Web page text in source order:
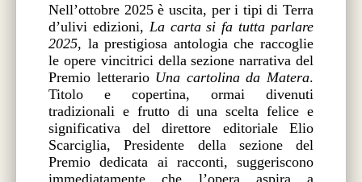
Nell’ottobre 2025 è uscita, per i tipi di Terra
d’ulivi edizioni, La carta si fa tutta parlare
2025, la prestigiosa antologia che raccoglie
le opere vincitrici della sezione narrativa del
Premio letterario Una cartolina da Matera.
Titolo e copertina, ormai divenuti
tradizionali e frutto di una scelta felice e
significativa del direttore editoriale Elio
Scarciglia, Presidente della sezione del
Premio dedicata ai racconti, suggeriscono
immediatamente che l’opera aspira a